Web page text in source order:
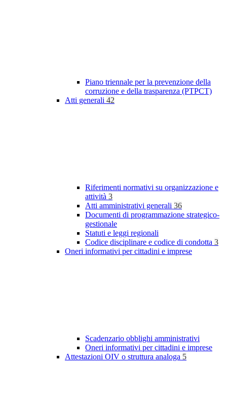
Piano triennale per la prevenzione della
corruzione e della trasparenza (PTPCT)
Atti generali 42
Riferimenti normativi su organizzazione e
attività 3
Atti amministrativi generali 36
Documenti di programmazione strategico-
gestionale
Statuti e leggi regionali
Codice disciplinare e codice di condotta 3
Oneri informativi per cittadini e imprese
Scadenzario obblighi amministrativi
Oneri informativi per cittadini e imprese
Attestazioni OIV o struttura analoga 5